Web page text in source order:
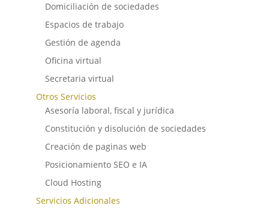
Domiciliación de sociedades
Espacios de trabajo
Gestión de agenda
Oficina virtual
Secretaria virtual
Otros Servicios
Asesoría laboral, fiscal y jurídica
Constitución y disolución de sociedades
Creación de paginas web
Posicionamiento SEO e IA
Cloud Hosting
Servicios Adicionales